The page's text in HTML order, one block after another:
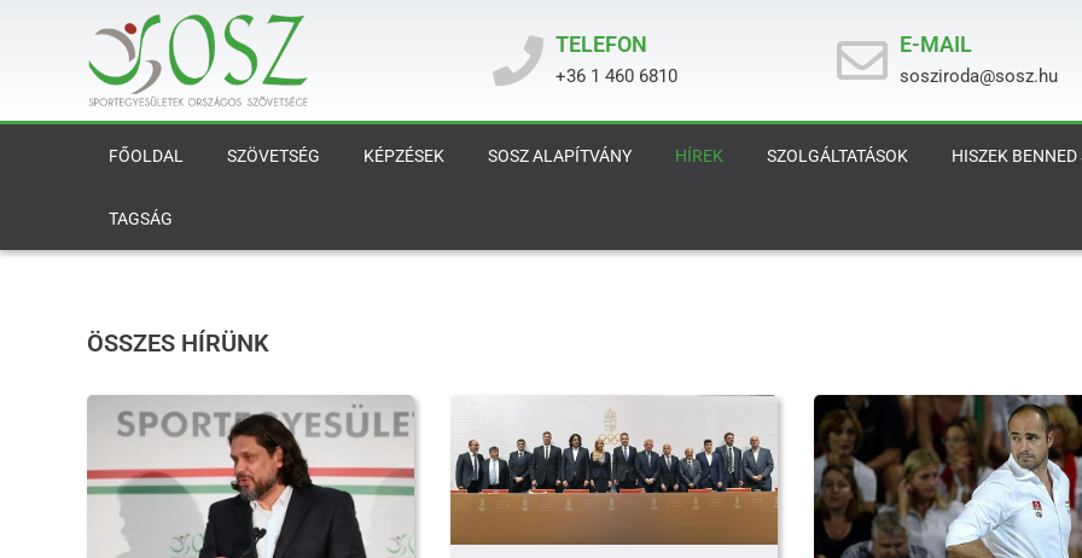
TELEFON
+36 1 460 6810
E-MAIL
sosziroda@sosz.hu
FŐOLDAL SZÖVETSÉG KÉPZÉSEK SOSZ ALAPÍTVÁNY HÍREK SZOLGÁLTATÁSOK HISZEK
TAGSÁG
ÖSSZES HÍRÜNK